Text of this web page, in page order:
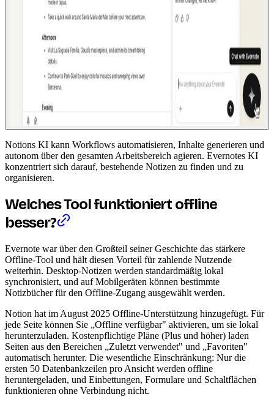
Notions KI kann Workflows automatisieren, Inhalte generieren und
autonom über den gesamten Arbeitsbereich agieren. Evernotes KI
konzentriert sich darauf, bestehende Notizen zu finden und zu
organisieren.
Welches Tool funktioniert offline
besser?
Evernote war über den Großteil seiner Geschichte das stärkere
Offline-Tool und hält diesen Vorteil für zahlende Nutzende
weiterhin. Desktop-Notizen werden standardmäßig lokal
synchronisiert, und auf Mobilgeräten können bestimmte
Notizbücher für den Offline-Zugang ausgewählt werden.
Notion hat im August 2025 Offline-Unterstützung hinzugefügt. Für
jede Seite können Sie „Offline verfügbar" aktivieren, um sie lokal
herunterzuladen. Kostenpflichtige Pläne (Plus und höher) laden
Seiten aus den Bereichen „Zuletzt verwendet" und „Favoriten"
automatisch herunter. Die wesentliche Einschränkung: Nur die
ersten 50 Datenbankzeilen pro Ansicht werden offline
heruntergeladen, und Einbettungen, Formulare und Schaltflächen
funktionieren ohne Verbindung nicht.